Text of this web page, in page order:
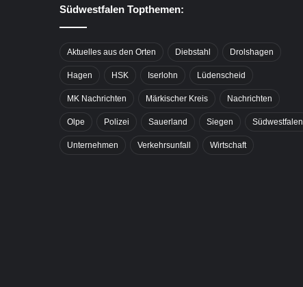
Südwestfalen Topthemen:
Aktuelles aus den Orten Diebstahl Drolshagen
Hagen HSK Iserlohn Lüdenscheid
MK Nachrichten Märkischer Kreis Nachrichten
Olpe Polizei Sauerland Siegen Südwestfalen
Unternehmen Verkehrsunfall Wirtschaft